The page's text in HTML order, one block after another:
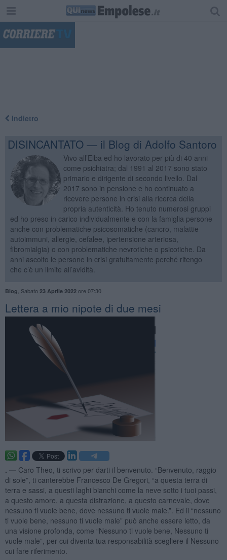
Indietro
DISINCANTATO — il Blog di Adolfo Santoro
Vivo all’Elba ed ho lavorato per più di 40 anni
come psichiatra; dal 1991 al 2017 sono stato
primario e dirigente di secondo livello. Dal
2017 sono in pensione e ho continuato a
ricevere persone in crisi alla ricerca della
propria autenticità. Ho tenuto numerosi gruppi
ed ho preso in carico individualmente e con la famiglia persone
anche con problematiche psicosomatiche (cancro, malattie
autoimmuni, allergie, cefalee, ipertensione arteriosa,
fibromialgia) o con problematiche nevrotiche o psicotiche. Da
anni ascolto le persone in crisi gratuitamente perché ritengo
che c’è un limite all’avidità.
Blog Sabato 23 Aprile 2022ore 07:30
​Lettera a mio nipote di due mesi
. — Caro Theo, ti scrivo per darti il benvenuto. “Benvenuto, raggio
di sole”, ti canterebbe Francesco De Gregori, “a questa terra di
terra e sassi, a questi laghi bianchi come la neve sotto i tuoi passi,
a questo amore, a questa distrazione, a questo carnevale, dove
nessuno ti vuole bene, dove nessuno ti vuole male.”. Ed il “nessuno
ti vuole bene, nessuno ti vuole male” può anche essere letto, da
una visione profonda, come “Nessuno ti vuole bene, Nessuno ti
vuole male”, per cui diventa tua responsabilità scegliere il Nessuno
cui fare riferimento.